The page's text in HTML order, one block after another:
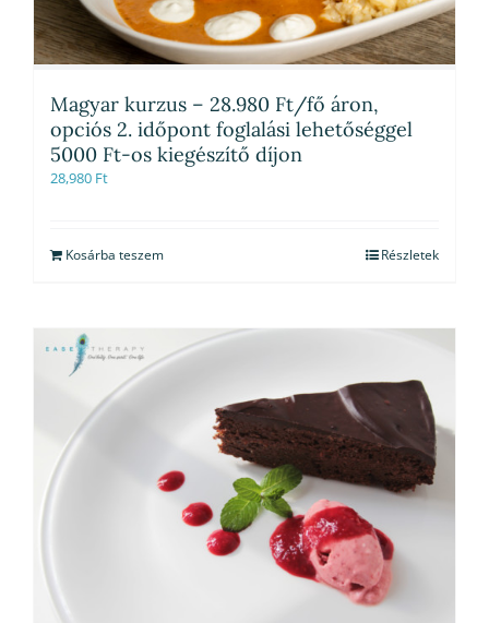
Magyar kurzus – 28.980 Ft/fő áron,
opciós 2. időpont foglalási lehetőséggel
5000 Ft-os kiegészítő díjon
28,980 Ft
Kosárba teszem Részletek